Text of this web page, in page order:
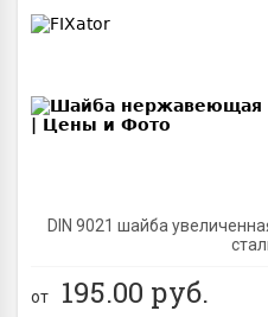
DIN 9021 шайба
от 195.00 руб.